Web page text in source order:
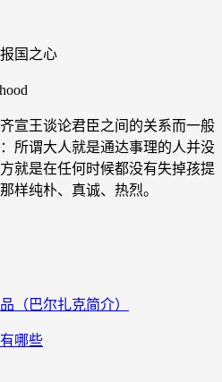
国之心
宣王谈论君臣之间的关系而一般
所谓大人就是通达事理的人并没
就是在任何时候都没有失掉孩提
样纯朴、真诚、热烈。
（巴尔扎克简介）
哪些